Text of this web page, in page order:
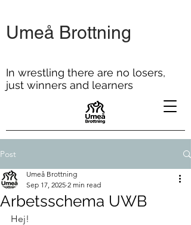
In wrestling there are no losers,
just winners and learners
Umeå Brottning
Post
Arbetsschema UWB
Umeå Brottning
Sep 17, 2025 2 min read
Hej!